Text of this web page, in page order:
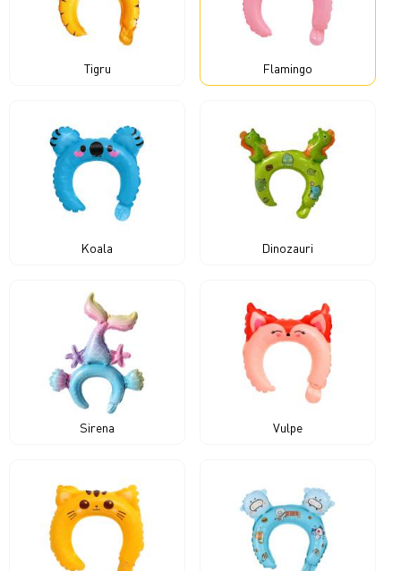
Tigru Flamingo
Koala Dinozauri
Sirena Vulpe